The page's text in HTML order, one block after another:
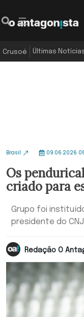
Crusoé Últimas
Brasil 09.06.2026
Os
criado para
Grupo foi
presidente do CNJ
Redação O